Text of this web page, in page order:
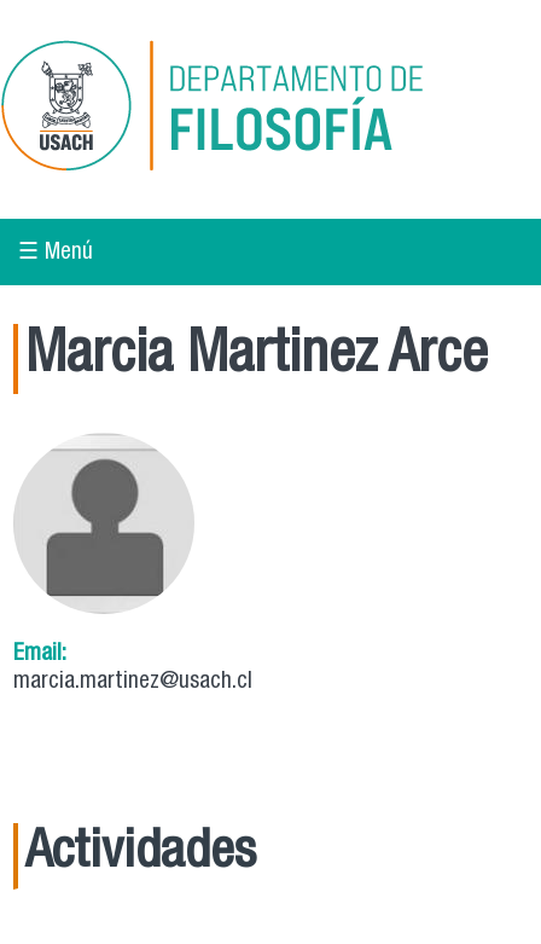
☰ Menú
Marcia Martinez Arce
Email:
marcia.martinez@usach.cl
Actividades